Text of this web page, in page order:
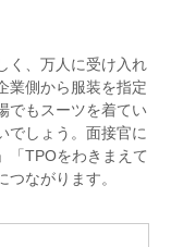
く、万人に受け入れ
業側から服装を指定
でもスーツを着てい
でしょう。面接官に
「TPOをわきまえて
ながります。